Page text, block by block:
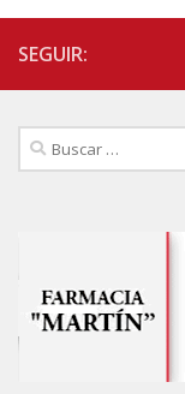
SEGUIR:
Buscar: